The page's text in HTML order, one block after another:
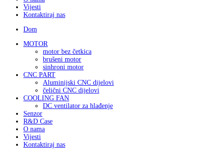
Vijesti
Kontaktiraj nas
Dom
MOTOR
motor bez četkica
brušeni motor
sinhroni motor
CNC PART
Aluminijski CNC dijelovi
čelični CNC dijelovi
COOLING FAN
DC ventilator za hlađenje
Senzor
R&D Case
O nama
Vijesti
Kontaktiraj nas